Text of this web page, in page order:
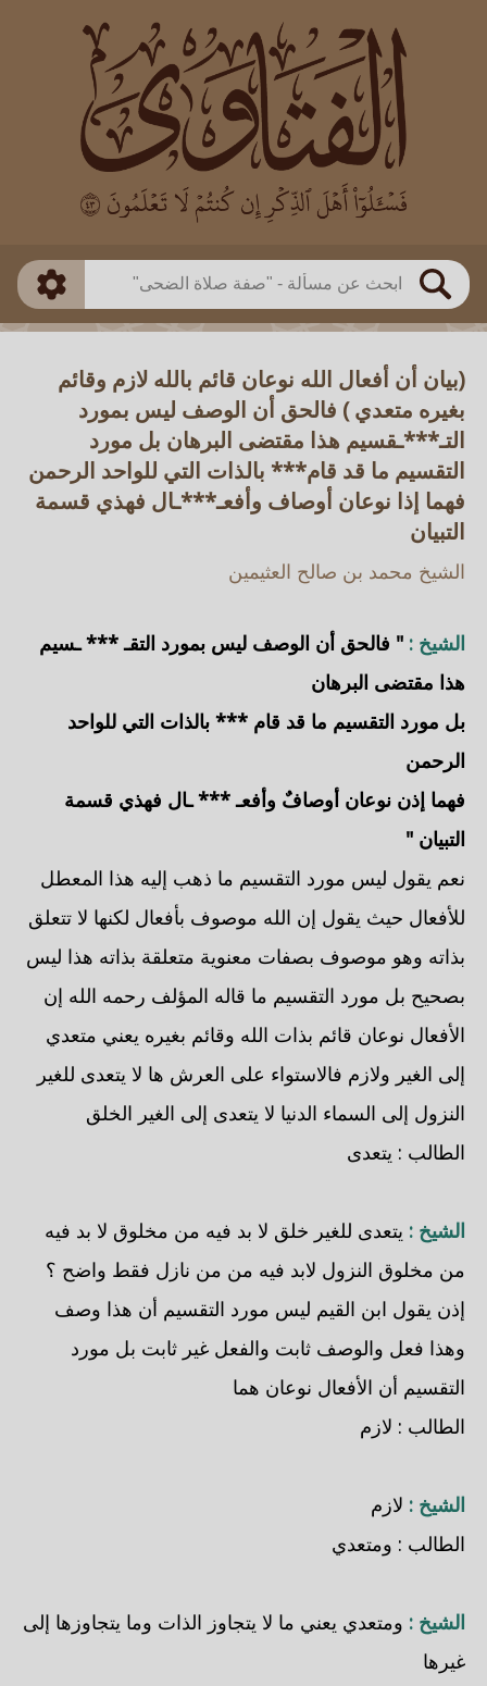
بحث
العالم
بن باز
بن العثيمين
اللجنة الدائمة
طريقة البحث
ذكي
(بيان أن أفعال الله نوعان قائم بالله لازم وقائم
بغيره متعدي ) فالحق أن الوصف ليس بمورد
التـ***ـقسيم هذا مقتضى البرهان بل مورد
التقسيم ما قد قام*** بالذات التي للواحد الرحمن
فهما إذا نوعان أوصاف وأفعـ***ـال فهذي قسمة
التبيان
الشيخ محمد بن صالح العثيمين
الشيخ : " فالحق أن الوصف ليس بمورد التقـ *** ـسيم
هذا مقتضى البرهان
بل مورد التقسيم ما قد قام *** بالذات التي للواحد
الرحمن
فهما إذن نوعان أوصافٌ وأفعـ *** ـال فهذي قسمة
التبيان "
نعم يقول ليس مورد التقسيم ما ذهب إليه هذا المعطل
للأفعال حيث يقول إن الله موصوف بأفعال لكنها لا تتعلق
بذاته وهو موصوف بصفات معنوية متعلقة بذاته هذا ليس
بصحيح بل مورد التقسيم ما قاله المؤلف رحمه الله إن
الأفعال نوعان قائم بذات الله وقائم بغيره يعني متعدي
إلى الغير ولازم فالاستواء على العرش ها لا يتعدى للغير
النزول إلى السماء الدنيا لا يتعدى إلى الغير الخلق
الطالب : يتعدى
الشيخ : يتعدى للغير خلق لا بد فيه من مخلوق لا بد فيه
من مخلوق النزول لابد فيه من من نازل فقط واضح ؟
إذن يقول ابن القيم ليس مورد التقسيم أن هذا وصف
وهذا فعل والوصف ثابت والفعل غير ثابت بل مورد
التقسيم أن الأفعال نوعان هما
الطالب : لازم
الشيخ : لازم
الطالب : ومتعدي
الشيخ : ومتعدي يعني ما لا يتجاوز الذات وما يتجاوزها إلى
غيرها